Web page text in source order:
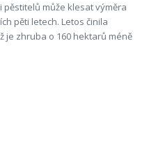
může klesat výměra
pěti letech. Letos činila
je zhruba o 160 hektarů méně